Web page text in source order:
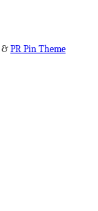
&PR Pin Theme